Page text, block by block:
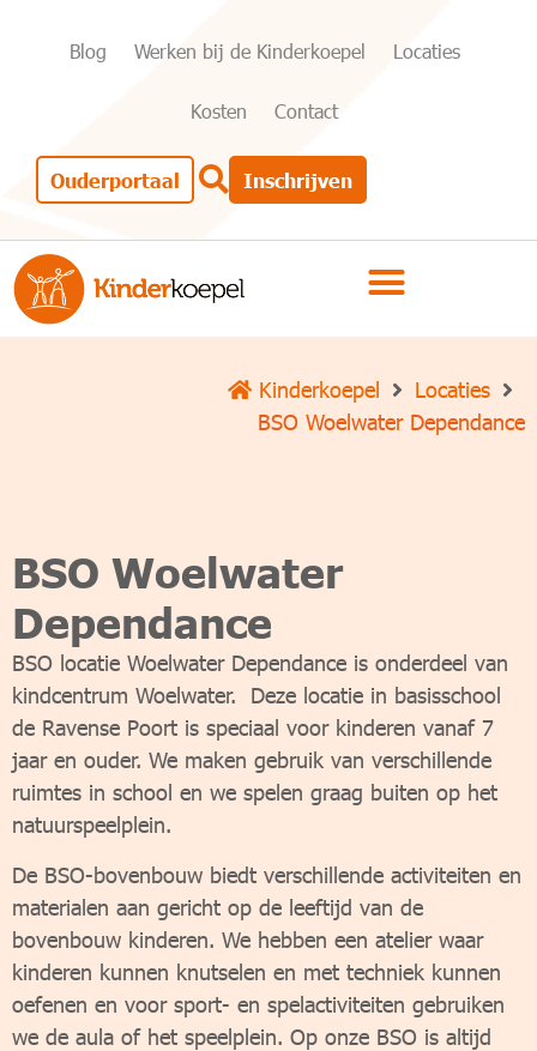
Blog Werken bij de Kinderkoepel Locaties
Kosten Contact
Ouderportaal Inschrijven
Kinderkoepel
Locaties
BSO Woelwater Dependance
BSO Woelwater
Dependance
BSO locatie Woelwater Dependance is onderdeel van
kindcentrum Woelwater. Deze locatie in basisschool
de Ravense Poort is speciaal voor kinderen vanaf 7
jaar en ouder. We maken gebruik van verschillende
ruimtes in school en we spelen graag buiten op het
natuurspeelplein.
De BSO-bovenbouw biedt verschillende activiteiten en
materialen aan gericht op de leeftijd van de
bovenbouw kinderen. We hebben een atelier waar
kinderen kunnen knutselen en met techniek kunnen
oefenen en voor sport- en spelactiviteiten gebruiken
we de aula of het speelplein. Op onze BSO is altijd